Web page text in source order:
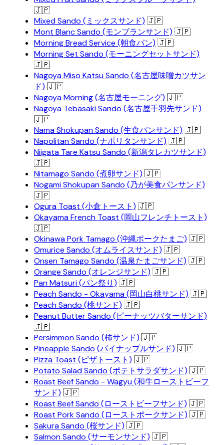
🇯🇵
Mixed Sando (ミックスサンド) 🇯🇵
Mont Blanc Sando (モンブランサンド) 🇯🇵
Morning Bread Service (朝食パン) 🇯🇵
Morning Set Sando (モーニングセットサンド)
🇯🇵
Nagoya Miso Katsu Sando (名古屋味噌カツサン
ド) 🇯🇵
Nagoya Morning (名古屋モーニング) 🇯🇵
Nagoya Tebasaki Sando (名古屋手羽先サンド)
🇯🇵
Nama Shokupan Sando (生食パンサンド) 🇯🇵
Napolitan Sando (ナポリタンサンド) 🇯🇵
Niigata Tare Katsu Sando (新潟タレカツサンド)
🇯🇵
Nitamago Sando (煮卵サンド) 🇯🇵
Nogami Shokupan Sando (乃が美食パンサンド)
🇯🇵
Ogura Toast (小倉トースト) 🇯🇵
Okayama French Toast (岡山フレンチトースト)
🇯🇵
Okinawa Pork Tamago (沖縄ポークたまご) 🇯🇵
Omurice Sando (オムライスサンド) 🇯🇵
Onsen Tamago Sando (温泉たまごサンド) 🇯🇵
Orange Sando (オレンジサンド) 🇯🇵
Pan Matsuri (パン祭り) 🇯🇵
Peach Sando - Okayama (岡山白桃サンド) 🇯🇵
Peach Sando (桃サンド) 🇯🇵
Peanut Butter Sando (ピーナッツバターサンド)
🇯🇵
Persimmon Sando (柿サンド) 🇯🇵
Pineapple Sando (パイナップルサンド) 🇯🇵
Pizza Toast (ピザトースト) 🇯🇵
Potato Salad Sando (ポテトサラダサンド) 🇯🇵
Roast Beef Sando - Wagyu (和牛ローストビーフ
サンド) 🇯🇵
Roast Beef Sando (ローストビーフサンド) 🇯🇵
Roast Pork Sando (ローストポークサンド) 🇯🇵
Sakura Sando (桜サンド) 🇯🇵
Salmon Sando (サーモンサンド) 🇯🇵